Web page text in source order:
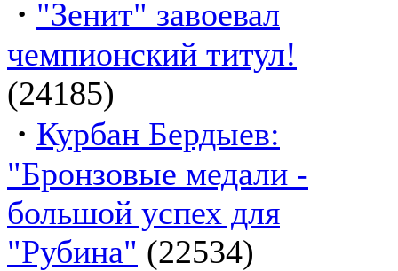
· "Зенит" завоевал
чемпионский титул!
(24185)
· Курбан Бердыев:
"Бронзовые медали -
большой успех для
"Рубина" (22534)